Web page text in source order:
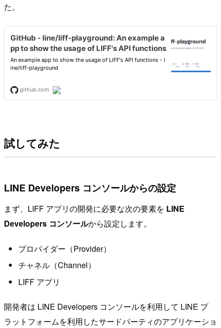
た。
試してみた
LINE Developers コンソールからの設定
まず、LIFF アプリの開発に必要な次の要素を LINE
Developers コンソールから設定します。
プロバイダー（Provider）
チャネル（Channel）
LIFF アプリ
開発者は LINE Developers コンソールを利用して LINE プ
ラットフォームを利用したサードパーティのアプリケーショ